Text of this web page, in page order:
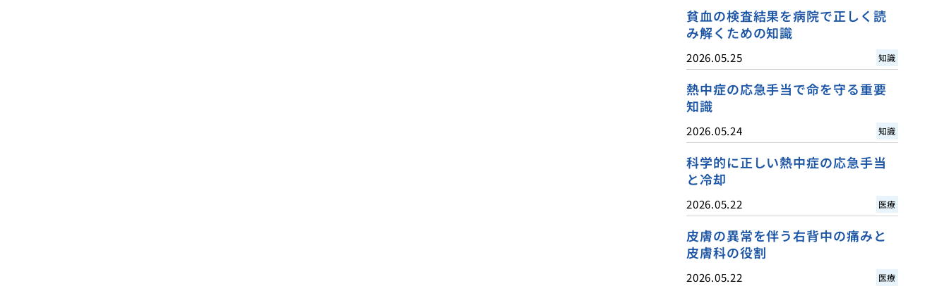
貧血の検査結果を病院で正しく読
み解くための知識
2026.05.25 知識
熱中症の応急手当で命を守る重要
知識
2026.05.24 知識
科学的に正しい熱中症の応急手当
と冷却
2026.05.22 医療
皮膚の異常を伴う右背中の痛みと
皮膚科の役割
2026.05.22 医療